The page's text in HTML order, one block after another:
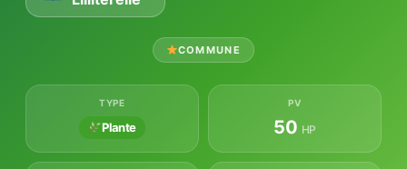
COMMUNE
TYPE
Plante
PV
50 HP